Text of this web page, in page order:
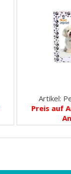
Artikel:
Preis auf